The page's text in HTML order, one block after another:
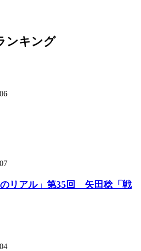
ンキング
のリアル」第35回 矢田稔「戦